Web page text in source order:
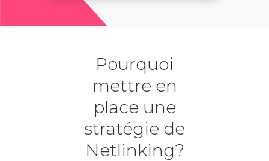
Pourquoi
mettre en
place une
stratégie de
Netlinking?